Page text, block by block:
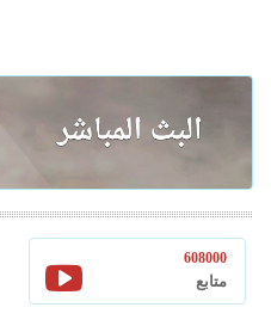
608000
متابع